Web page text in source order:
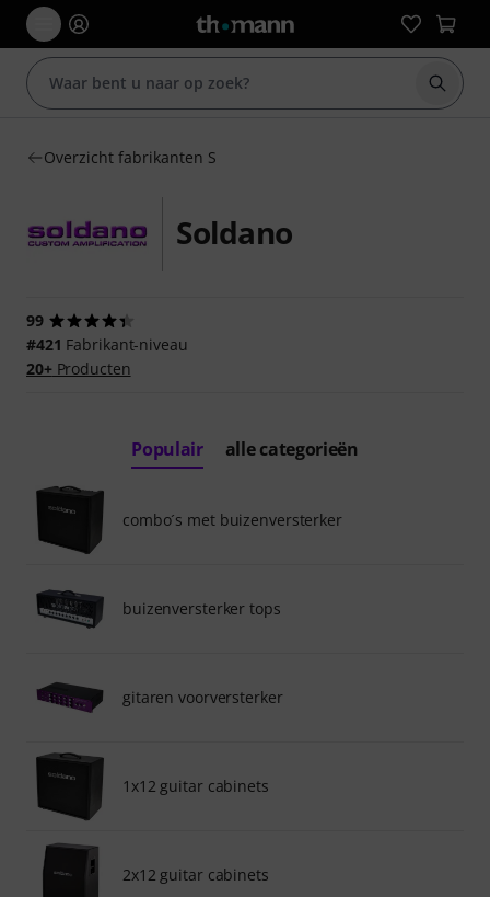
Zoek
Overzicht fabrikanten S
Soldano
99
#421 Fabrikant-niveau
20+Producten
Populair alle categorieën
combo´s met buizenversterker
buizenversterker tops
gitaren voorversterker
1x12 guitar cabinets
2x12 guitar cabinets